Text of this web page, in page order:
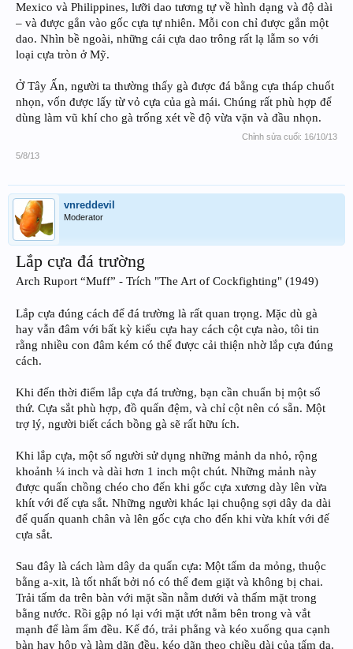
Mexico và Philippines, lưỡi dao tương tự về hình dạng và độ dài
– và được gắn vào gốc cựa tự nhiên. Mỗi con chỉ được gắn một
dao. Nhìn bề ngoài, những cái cựa dao trông rất lạ lẫm so với
loại cựa tròn ở Mỹ.
Ở Tây Ấn, người ta thường thấy gà được đá bằng cựa tháp chuốt
nhọn, vốn được lấy từ vỏ cựa của gà mái. Chúng rất phù hợp để
dùng làm vũ khí cho gà trống xét về độ vừa vặn và đầu nhọn.
Chỉnh sửa cuối: 16/10/13
5/8/13
vnreddevil
Moderator
Lắp cựa đá trường
Arch Ruport “Muff” - Trích "The Art of Cockfighting" (1949)
Lắp cựa đúng cách để đá trường là rất quan trọng. Mặc dù gà
hay vẫn đâm với bất kỳ kiểu cựa hay cách cột cựa nào, tôi tin
rằng nhiều con đâm kém có thể được cải thiện nhờ lắp cựa đúng
cách.
Khi đến thời điểm lắp cựa đá trường, bạn cần chuẩn bị một số
thứ. Cựa sắt phù hợp, đồ quấn đệm, và chỉ cột nên có sẵn. Một
trợ lý, người biết cách bồng gà sẽ rất hữu ích.
Khi lắp cựa, một số người sử dụng những mảnh da nhỏ, rộng
khoảnh ¼ inch và dài hơn 1 inch một chút. Những mảnh này
được quấn chồng chéo cho đến khi gốc cựa xương dày lên vừa
khít với đế cựa sắt. Những người khác lại chuộng sợi dây da dài
để quấn quanh chân và lên gốc cựa cho đến khi vừa khít với đế
cựa sắt.
Sau đây là cách làm dây da quấn cựa: Một tấm da mỏng, thuộc
bằng a-xit, là tốt nhất bởi nó có thể đem giặt và không bị chai.
Trải tấm da trên bàn với mặt sần nằm dưới và thấm mặt trong
bằng nước. Rồi gập nó lại với mặt ướt nằm bên trong và vắt
mạnh để làm ẩm đều. Kế đó, trải phẳng và kéo xuống qua cạnh
bàn hay hộp và làm dãn đều, kéo dãn theo chiều dài của tấm da.